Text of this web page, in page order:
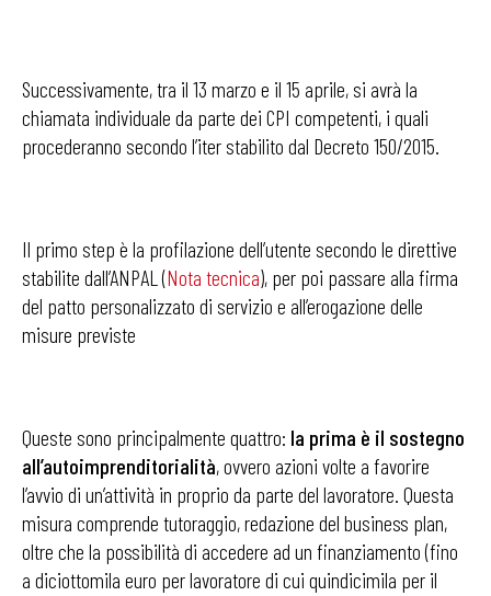
Successivamente, tra il 13 marzo e il 15 aprile, si avrà la
chiamata individuale da parte dei CPI competenti, i quali
procederanno secondo l’iter stabilito dal Decreto 150/2015.
Il primo step è la profilazione dell’utente secondo le direttive
stabilite dall’ANPAL (Nota tecnica), per poi passare alla firma
del patto personalizzato di servizio e all’erogazione delle
misure previste
Queste sono principalmente quattro: la prima è il sostegno
all’autoimprenditorialità, ovvero azioni volte a favorire
l’avvio di un’attività in proprio da parte del lavoratore. Questa
misura comprende tutoraggio, redazione del business plan,
oltre che la possibilità di accedere ad un finanziamento (fino
a diciottomila euro per lavoratore di cui quindicimila per il